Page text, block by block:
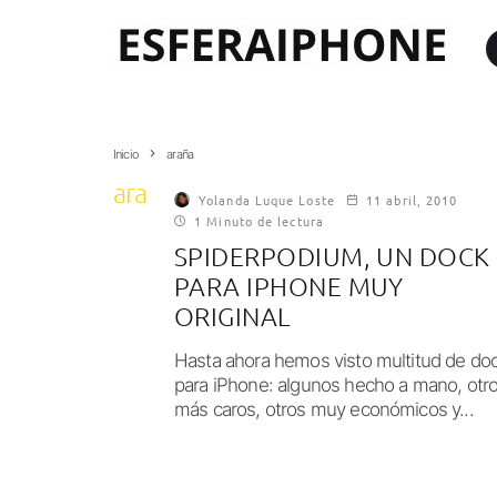
Inicio araña
araña Yolanda Luque Loste
11 abril, 2010
1 Minuto de lectura
SPIDERPODIUM, UN DOCK
PARA IPHONE MUY
ORIGINAL
Hasta ahora hemos visto multitud de
para iPhone: algunos hecho a mano,
más caros, otros muy económicos y...